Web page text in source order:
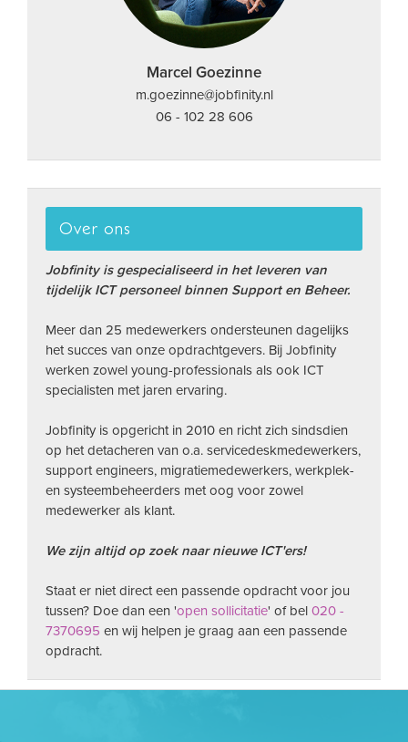
Marcel Goezinne
m.goezinne@jobfinity.nl
06 - 102 28 606
Over ons
Jobfinity is gespecialiseerd in het leveren van
tijdelijk ICT personeel binnen Support en Beheer.
Meer dan 25 medewerkers ondersteunen dagelijks
het succes van onze opdrachtgevers. Bij Jobfinity
werken zowel young-professionals als ook ICT
specialisten met jaren ervaring.
Jobfinity is opgericht in 2010 en richt zich sindsdien
op het detacheren van o.a. servicedeskmedewerkers,
support engineers, migratiemedewerkers, werkplek-
en systeembeheerders met oog voor zowel
medewerker als klant.
We zijn altijd op zoek naar nieuwe ICT'ers!
Staat er niet direct een passende opdracht voor jou
tussen? Doe dan een 'open sollicitatie' of bel 020 -
7370695 en wij helpen je graag aan een passende
opdracht.